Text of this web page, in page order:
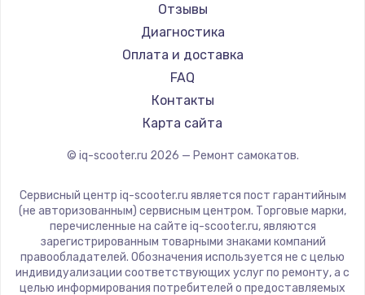
Minimotors
Bork
Segway
KIRIN
Отзывы
Диагностика
Оплата и доставка
FAQ
Контакты
Карта сайта
© iq-scooter.ru 2026 — Ремонт самокатов.
Сервисный центр iq-scooter.ru является пост гарантийным
(не авторизованным) сервисным центром. Торговые марки,
перечисленные на сайте iq-scooter.ru, являются
зарегистрированным товарными знаками компаний
правообладателей. Обозначения используется не с целью
индивидуализации соответствующих услуг по ремонту, а с
целью информирования потребителей о предоставляемых